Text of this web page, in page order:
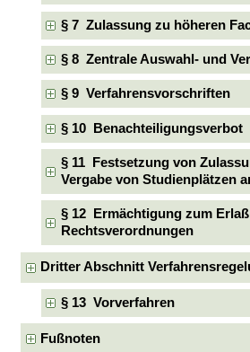
§ 7 Zulassung zu höheren
§ 8 Zentrale Auswahl- und
§ 9 Verfahrensvorschriften
§ 10 Benachteiligungsverbot
§ 11 Festsetzung von
Vergabe von Studienplätzen
§ 12 Ermächtigung zum
Rechtsverordnungen
Dritter Abschnitt
§ 13 Vorverfahren
Fußnoten